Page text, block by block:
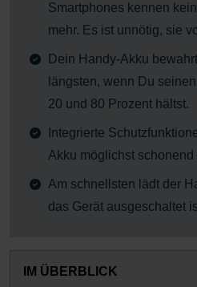
Smartphones kennen
mehr. Es ist unnötig, sie
Dein Handy-Akku
längsten, wenn Du
20 und 80 Prozent hältst.
Integrierte
Akku möglichst schonend
Am schnellsten lädt der
das Gerät ausgeschaltet
IM ÜBERBLICK